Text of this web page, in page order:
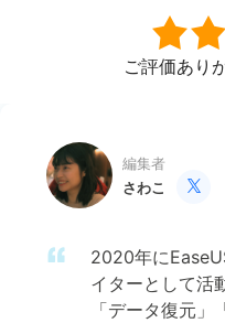
ご評価あり
編集者
さわこ

2020年に
イターとして活
「データ復元」